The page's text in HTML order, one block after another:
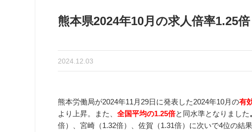
熊本県2024年10月の求人倍率1.25
2024.12.03
熊本労働局が2024年11月29日に発表した2024年10月の有
より上昇。また、 全国平均の1.25倍と同水準となりました
倍）、宮崎（1.32倍）、佐賀（1.31倍）に次いで4位の結果